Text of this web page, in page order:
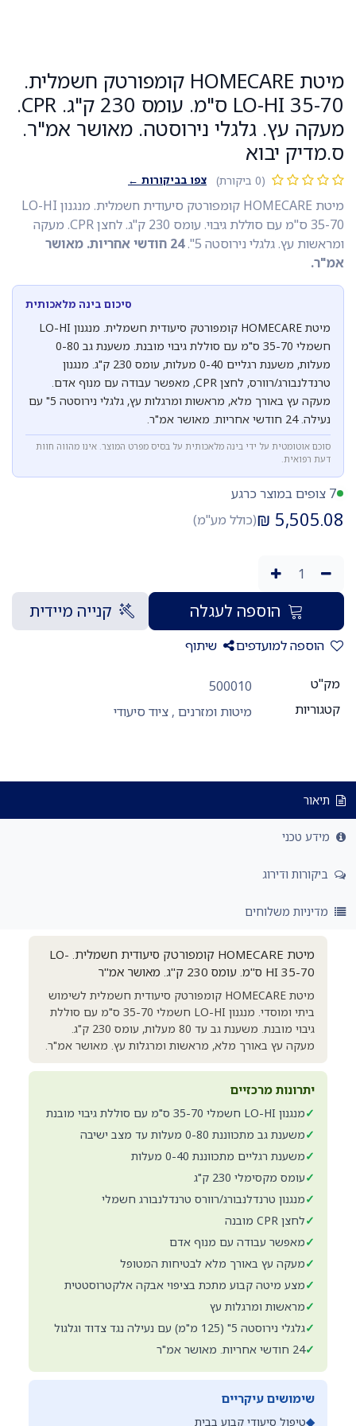
מיטת HOMECARE קומפורטק חשמלית.
LO-HI 35-70 ס"מ. עומס 230 ק"ג. CPR.
עץ. גלגלי נירוסטה. מאושר אמ"ר.
יבוא
(0 ביקורת) צפו בביקורות ←
מיטת HOMECARE קומפורטק סיעודית חשמלית. מנגנון LO-HI
35-70 ס"מ עם סוללת גיבוי. עומס 230 ק"ג. לחצן CPR. מעקה
עץ. גלגלי נירוסטה 5".
24 חודשי אחריות. מאושר
סיכום בינה מלאכותית
מיטת HOMECARE קומפורטק סיעודית חשמלית. מנגנון LO-HI
חשמלי 35-70 ס"מ עם סוללת גיבוי מובנת. משענת גב 0-80
מעלות, משענת רגליים 0-40 מעלות, עומס 230 ק"ג. מנגנון
טרנדלנבורג/רוורס, לחצן CPR, מאפשר עבודה עם מנוף אדם.
מעקה עץ באורך מלא, מראשות ומרגלות עץ, גלגלי נירוסטה 5" עם
חודשי אחריות. מאושר אמ"ר.
אוטומטית על ידי בינה מלאכותית על בסיס מפרט המוצר. אינו מהווה חוות
רפואית.
₪(כולל מע"מ)
הוספה לעגלה קנייה מיידית
למועדפים שיתוף
500010
מיטות ומזרנים,ציוד סיעודי
טכני
ודירוג
משלוחים
מיטת HOMECARE קומפורטק סיעודית חשמלית. LO-
HI 35-70 ס"מ. עומס 230 ק"ג. מאושר אמ"ר
מיטת HOMECARE קומפורטק סיעודית חשמלית לשימוש
ביתי ומוסדי. מנגנון LO-HI חשמלי 35-70 ס"מ עם סוללת
גיבוי מובנת. משענת גב עד 80 מעלות, עומס 230 ק"ג.
מעקה עץ באורך מלא, מראשות ומרגלות עץ. מאושר אמ"ר.
יתרונות מרכזיים
מנגנון LO-HI חשמלי 35-70 ס"מ עם סוללת גיבוי מובנת
משענת גב מתכווננת 0-80 מעלות עד מצב ישיבה
משענת רגליים מתכווננת 0-40 מעלות
עומס מקסימלי 230 ק"ג
מנגנון טרנדלנבורג/רוורס טרנדלנבורג חשמלי
לחצן CPR מובנה
מאפשר עבודה עם מנוף אדם
מעקה עץ באורך מלא לבטיחות המטופל
מצע מיטה קבוע מתכת בציפוי אבקה אלקטרוסטטית
מראשות ומרגלות עץ
גלגלי נירוסטה 5" (125 מ"מ) עם נעילה נגד צדוד וגלגול
שימושים עיקריים
טיפול סיעודי קבוע בבית